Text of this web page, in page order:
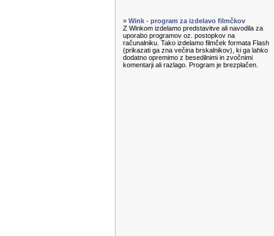
» Wink - program za izdelavo filmčkov
Z Winkom izdelamo predstavitve ali navodila za
uporabo programov oz. postopkov na
računalniku. Tako izdelamo filmček formata Flash
(prikazati ga zna večina brskalnikov), ki ga lahko
dodatno opremimo z besedilnimi in zvočnimi
komentarji ali razlago. Program je brezplačen.